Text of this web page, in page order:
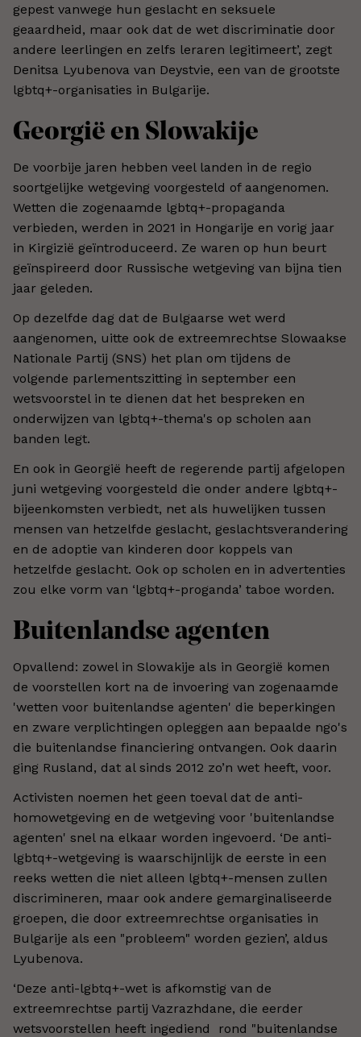
gepest vanwege hun geslacht en seksuele
geaardheid, maar ook dat de wet discriminatie door
andere leerlingen en zelfs leraren legitimeert’, zegt
Denitsa Lyubenova van Deystvie, een van de grootste
lgbtq+-organisaties in Bulgarije.
Georgië en Slowakije
De voorbije jaren hebben veel landen in de regio
soortgelijke wetgeving voorgesteld of aangenomen.
Wetten die zogenaamde lgbtq+-propaganda
verbieden, werden in 2021 in Hongarije en vorig jaar
in Kirgizië geïntroduceerd. Ze waren op hun beurt
geïnspireerd door Russische wetgeving van bijna tien
jaar geleden.
Op dezelfde dag dat de Bulgaarse wet werd
aangenomen, uitte ook de extreemrechtse Slowaakse
Nationale Partij (SNS) het plan om tijdens de
volgende parlementszitting in september een
wetsvoorstel in te dienen dat het bespreken en
onderwijzen van lgbtq+-thema's op scholen aan
banden legt.
En ook in Georgië heeft de regerende partij afgelopen
juni wetgeving voorgesteld die onder andere lgbtq+-
bijeenkomsten verbiedt, net als huwelijken tussen
mensen van hetzelfde geslacht, geslachtsverandering
en de adoptie van kinderen door koppels van
hetzelfde geslacht. Ook op scholen en in advertenties
zou elke vorm van ‘lgbtq+-proganda’ taboe worden.
Buitenlandse agenten
Opvallend: zowel in Slowakije als in Georgië komen
de voorstellen kort na de invoering van zogenaamde
'wetten voor buitenlandse agenten' die beperkingen
en zware verplichtingen opleggen aan bepaalde ngo's
die buitenlandse financiering ontvangen. Ook daarin
ging Rusland, dat al sinds 2012 zo’n wet heeft, voor.
Activisten noemen het geen toeval dat de anti-
homowetgeving en de wetgeving voor 'buitenlandse
agenten' snel na elkaar worden ingevoerd. ‘De anti-
lgbtq+-wetgeving is waarschijnlijk de eerste in een
reeks wetten die niet alleen lgbtq+-mensen zullen
discrimineren, maar ook andere gemarginaliseerde
groepen, die door extreemrechtse organisaties in
Bulgarije als een "probleem" worden gezien’, aldus
Lyubenova.
‘Deze anti-lgbtq+-wet is afkomstig van de
extreemrechtse partij Vazrazhdane, die eerder
wetsvoorstellen heeft ingediend rond "buitenlandse